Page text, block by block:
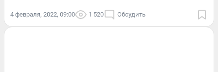
4 февраля, 2022, 09:00 1 520 Обсудить